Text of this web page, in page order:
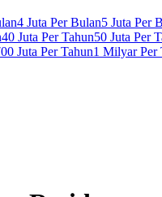
4 Juta Per Bulan5 Juta Per
40 Juta Per Tahun50 Juta Per
Juta Per Tahun1 Milyar Per